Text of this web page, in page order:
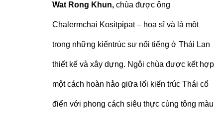
Wat Rong Khun,chùa được ông
Chalermchai Kositpipat – họa sĩ và là một
trong những kiếntrúc sư nổi tiếng ở Thái Lan
thiết kế và xây dựng. Ngôi chùa được kết hợp
một cách hoàn hảo giữa lối kiến trúc Thái cổ
điển với phong cách siêu thực cùng tông màu